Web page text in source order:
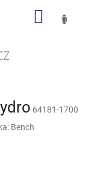
64181-1700
Bench